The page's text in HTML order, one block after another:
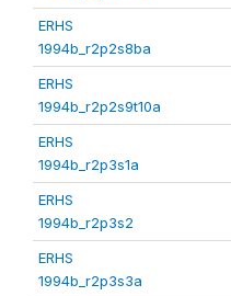
ERHS
1994b_r2p2s8ba
ERHS
1994b_r2p2s9t10a
ERHS
1994b_r2p3s1a
ERHS
1994b_r2p3s2
ERHS
1994b_r2p3s3a